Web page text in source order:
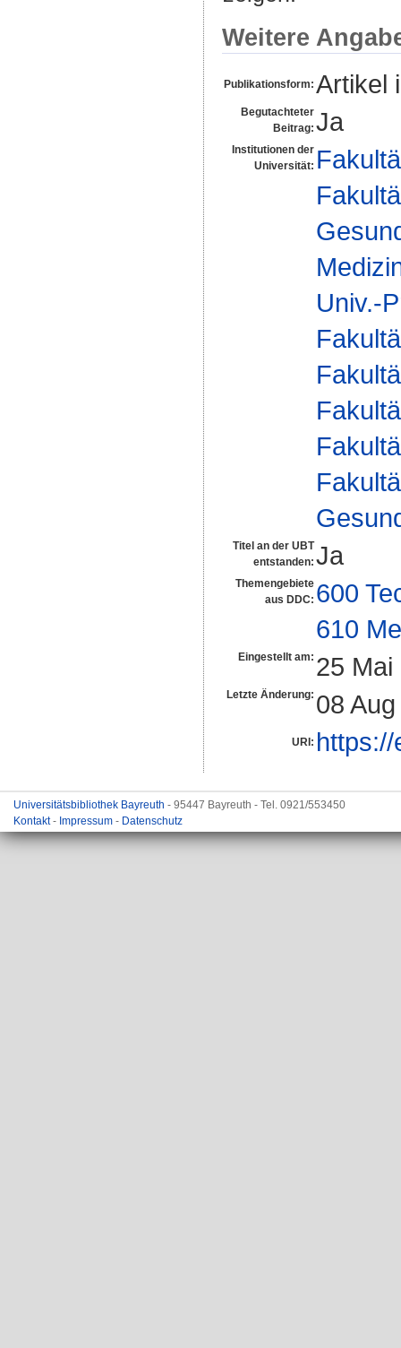
Weitere
Publikationsform: Artikel
Begutachteter
Beitrag: Ja
Institutionen der
Universität:
Univ.-
Titel an der UBT
entstanden: Ja
Themengebiete
aus DDC: 600
610
Eingestellt am: 25 Mai
Letzte Änderung: 08
URI:
Universitätsbibliothek Bayreuth - 95447 Bayreuth - Tel. 0921/553450
Kontakt- Impressum - Datenschutz